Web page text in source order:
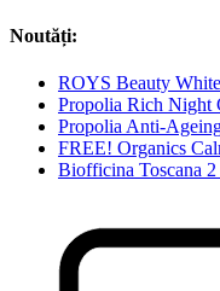
Noutăți:
ROYS Beauty
Propolia Rich Night
Propolia Anti-
FREE! Organics
Biofficina Toscana